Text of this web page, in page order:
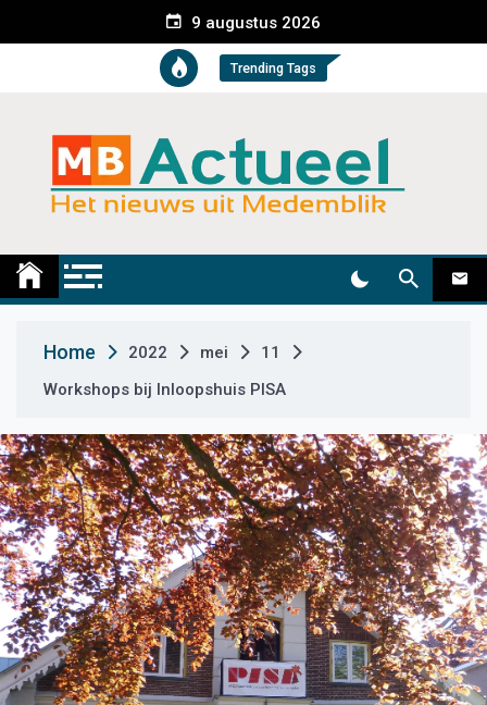
e
t
9 augustus 2026
Trending Tags
Medemblik Actueel
Home 2022 mei
11
Workshops bij Inloopshuis PISA